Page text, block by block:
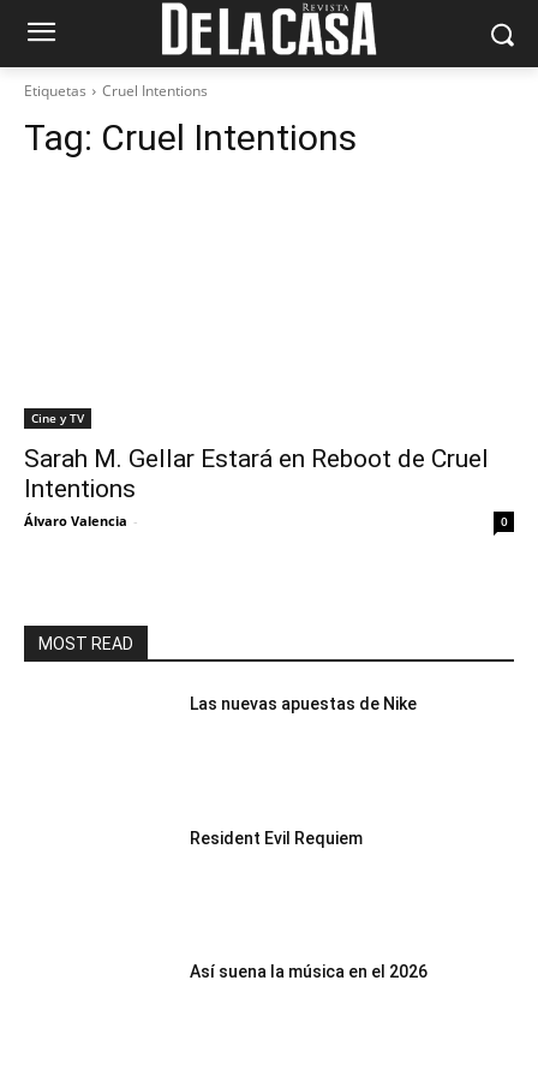
Etiquetas Cruel Intentions
Tag: Cruel Intentions
Cine y TV
Sarah M. Gellar Estará en Reboot de Cruel
Intentions
Álvaro Valencia - 0
MOST READ
Las nuevas apuestas de Nike
Resident Evil Requiem
Así suena la música en el 2026